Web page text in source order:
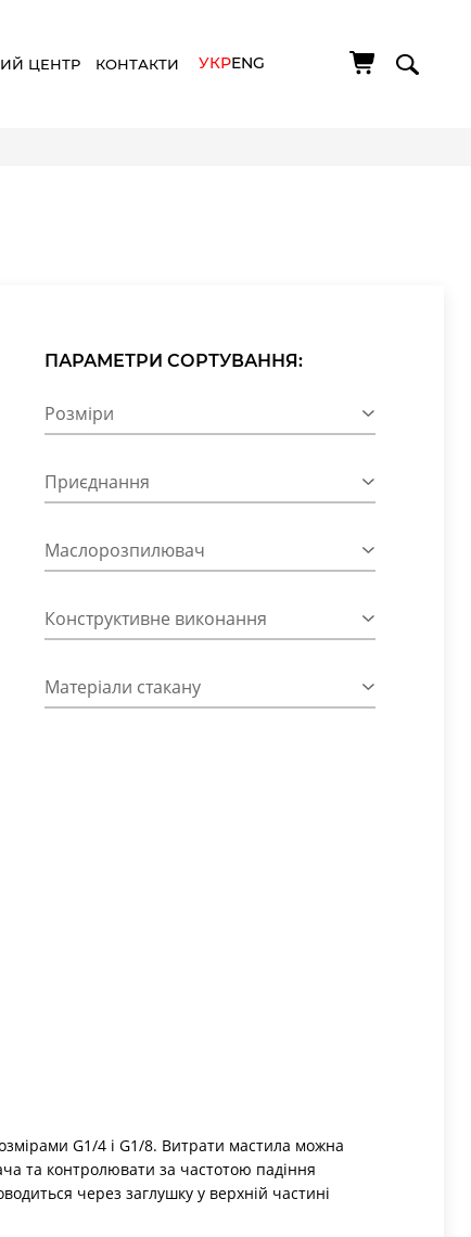
ЦЕНТР КОНТАКТИ УКРENG
ПАРАМЕТРИ СОРТУВАННЯ:
Розміри
Приєднання
Маслорозпилювач
Конструктивне виконання
Матеріали стакану
G1/4 і G1/8. Витрати мастила можна
та контролювати за частотою падіння
через заглушку у верхній частині
латуні та стакан з технополімеру. Версія